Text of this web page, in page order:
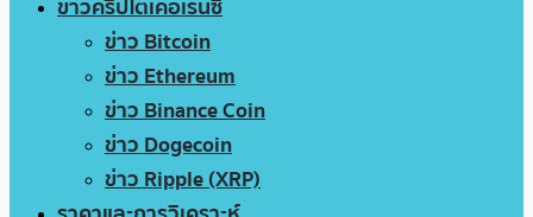
ข่าวคริปโตเคอเรนซี่
ข่าว Bitcoin
ข่าว Ethereum
ข่าว Binance Coin
ข่าว Dogecoin
ข่าว Ripple (XRP)